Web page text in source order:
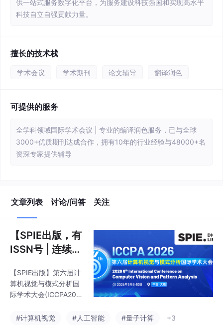
供一站式服务数字化平台，为服务建设科技强国和实现高水平
科技自立自强贡献力量。
擅长的技术栈
学术会议 学术期刊 论文辅导 翻译润色
可提供的服务
全学科领域国际学术会议 | 专业的编译润色服务，已与全球
3000+优质期刊达成合作，拥有10年的行业经验与48000+名
资深专家提供辅导
文章列表 讨论/问答 关注
【SPIE出版，有
ISSN号 | 连续五
ompendex&Sc
opus双检索 | 大
业协会主办】第
【SPIE出版】第六届计
算机视觉与模式分析国
际学术大会(ICCPA202
日在中国大连举行。会
#计算机视觉 #人工智能 #量子计算 +3